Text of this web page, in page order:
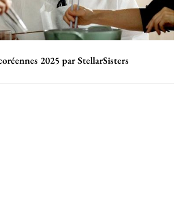
2025 par StellarSisters